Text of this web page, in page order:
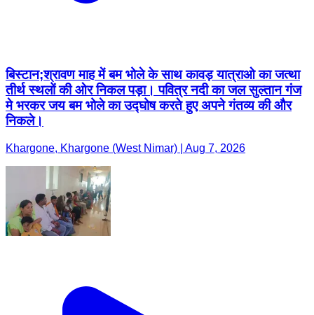
बिस्टान;श्रावण माह में बम भोले के साथ कावड़ यात्राओ का जत्था
तीर्थ स्थलों की ओर निकल पड़ा। पवित्र नदी का जल सुल्तान गंज
मे भरकर जय बम भोले का उद्घोष करते हुए अपने गंतव्य की और
निकले।
Khargone, Khargone (West Nimar) | Aug 7, 2026